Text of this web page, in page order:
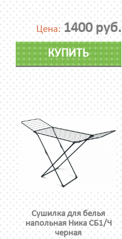
Цена: 1400 руб.
КУПИТЬ
Сушилка для белья
напольная Ника СБ1/Ч
черная